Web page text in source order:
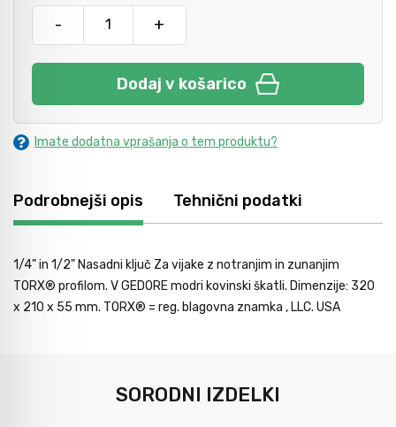
- +
Dodaj v košarico
Imate dodatna vprašanja o tem produktu?
Podrobnejši opis Tehnični podatki
1/4" in 1/2" Nasadni ključ Za vijake z notranjim in zunanjim
TORX® profilom. V GEDORE modri kovinski škatli. Dimenzije: 320
x 210 x 55 mm. TORX® = reg. blagovna znamka , LLC. USA
SORODNI IZDELKI
Krivilci cevi